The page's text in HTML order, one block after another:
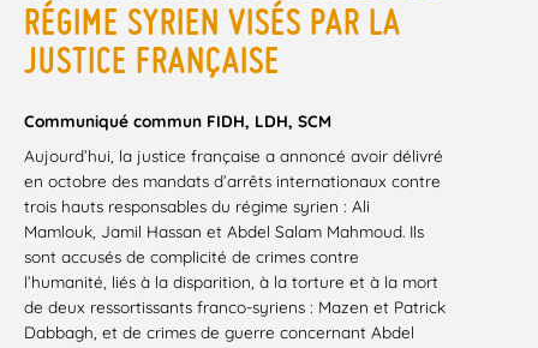
RÉGIME SYRIEN VISÉS PAR LA
JUSTICE FRANÇAISE
Communiqué commun FIDH, LDH, SCM
Aujourd’hui, la justice française a annoncé avoir délivré
en octobre des mandats d’arrêts internationaux contre
trois hauts responsables du régime syrien : Ali
Mamlouk, Jamil Hassan et Abdel Salam Mahmoud. Ils
sont accusés de complicité de crimes contre
l’humanité, liés à la disparition, à la torture et à la mort
de deux ressortissants franco-syriens : Mazen et Patrick
Dabbagh, et de crimes de guerre concernant Abdel